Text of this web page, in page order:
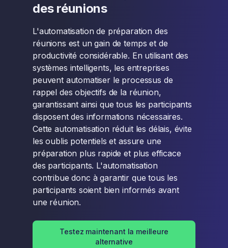
des réunions
L'automatisation de préparation des
réunions est un gain de temps et de
productivité considérable. En utilisant des
systèmes intelligents, les entreprises
peuvent automatiser le processus de
rappel des objectifs de la réunion,
garantissant ainsi que tous les participants
disposent des informations nécessaires.
Cette automatisation réduit les délais, évite
les oublis potentiels et assure une
préparation plus rapide et plus efficace
des participants. L'automatisation
contribue donc à garantir que tous les
participants soient bien informés avant
une réunion.
Testez maintenant la meilleure
alternative